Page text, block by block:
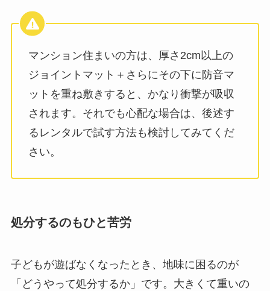
マンション住まいの方は、厚さ2cm以上の
ジョイントマット＋さらにその下に防音マ
ットを重ね敷きすると、かなり衝撃が吸収
されます。それでも心配な場合は、後述す
るレンタルで試す方法も検討してみてくだ
さい。
処分するのもひと苦労
子どもが遊ばなくなったとき、地味に困るのが
「どうやって処分するか」です。大きくて重いの